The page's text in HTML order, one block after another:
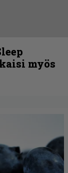
myös